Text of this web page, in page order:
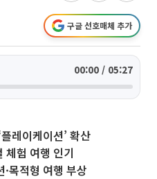
구글 선호매체 추가
00:00 / 05:27
레이케이션’ 확산
험 여행 인기
목적형 여행 부상